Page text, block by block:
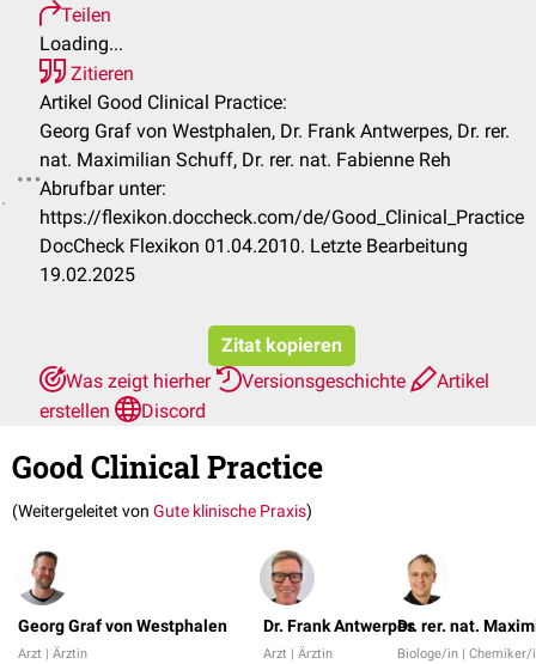
Teilen
Loading...
Zitieren
Artikel Good Clinical Practice:
Georg Graf von Westphalen, Dr. Frank Antwerpes, Dr. rer.
nat. Maximilian Schuff, Dr. rer. nat. Fabienne Reh
Abrufbar unter:
https://flexikon.doccheck.com/de/Good_Clinical_Practice
DocCheck Flexikon 01.04.2010. Letzte Bearbeitung
19.02.2025
Zitat kopieren
Was zeigt hierher
Versionsgeschichte
Artikel
erstellen
Discord
Good Clinical Practice
(Weitergeleitet von Gute klinische Praxis)
Georg Graf von Westphalen
Arzt | Ärztin
Dr. Frank Antwerpes
Arzt | Ärztin
Dr. rer. nat.
Biologe/in |